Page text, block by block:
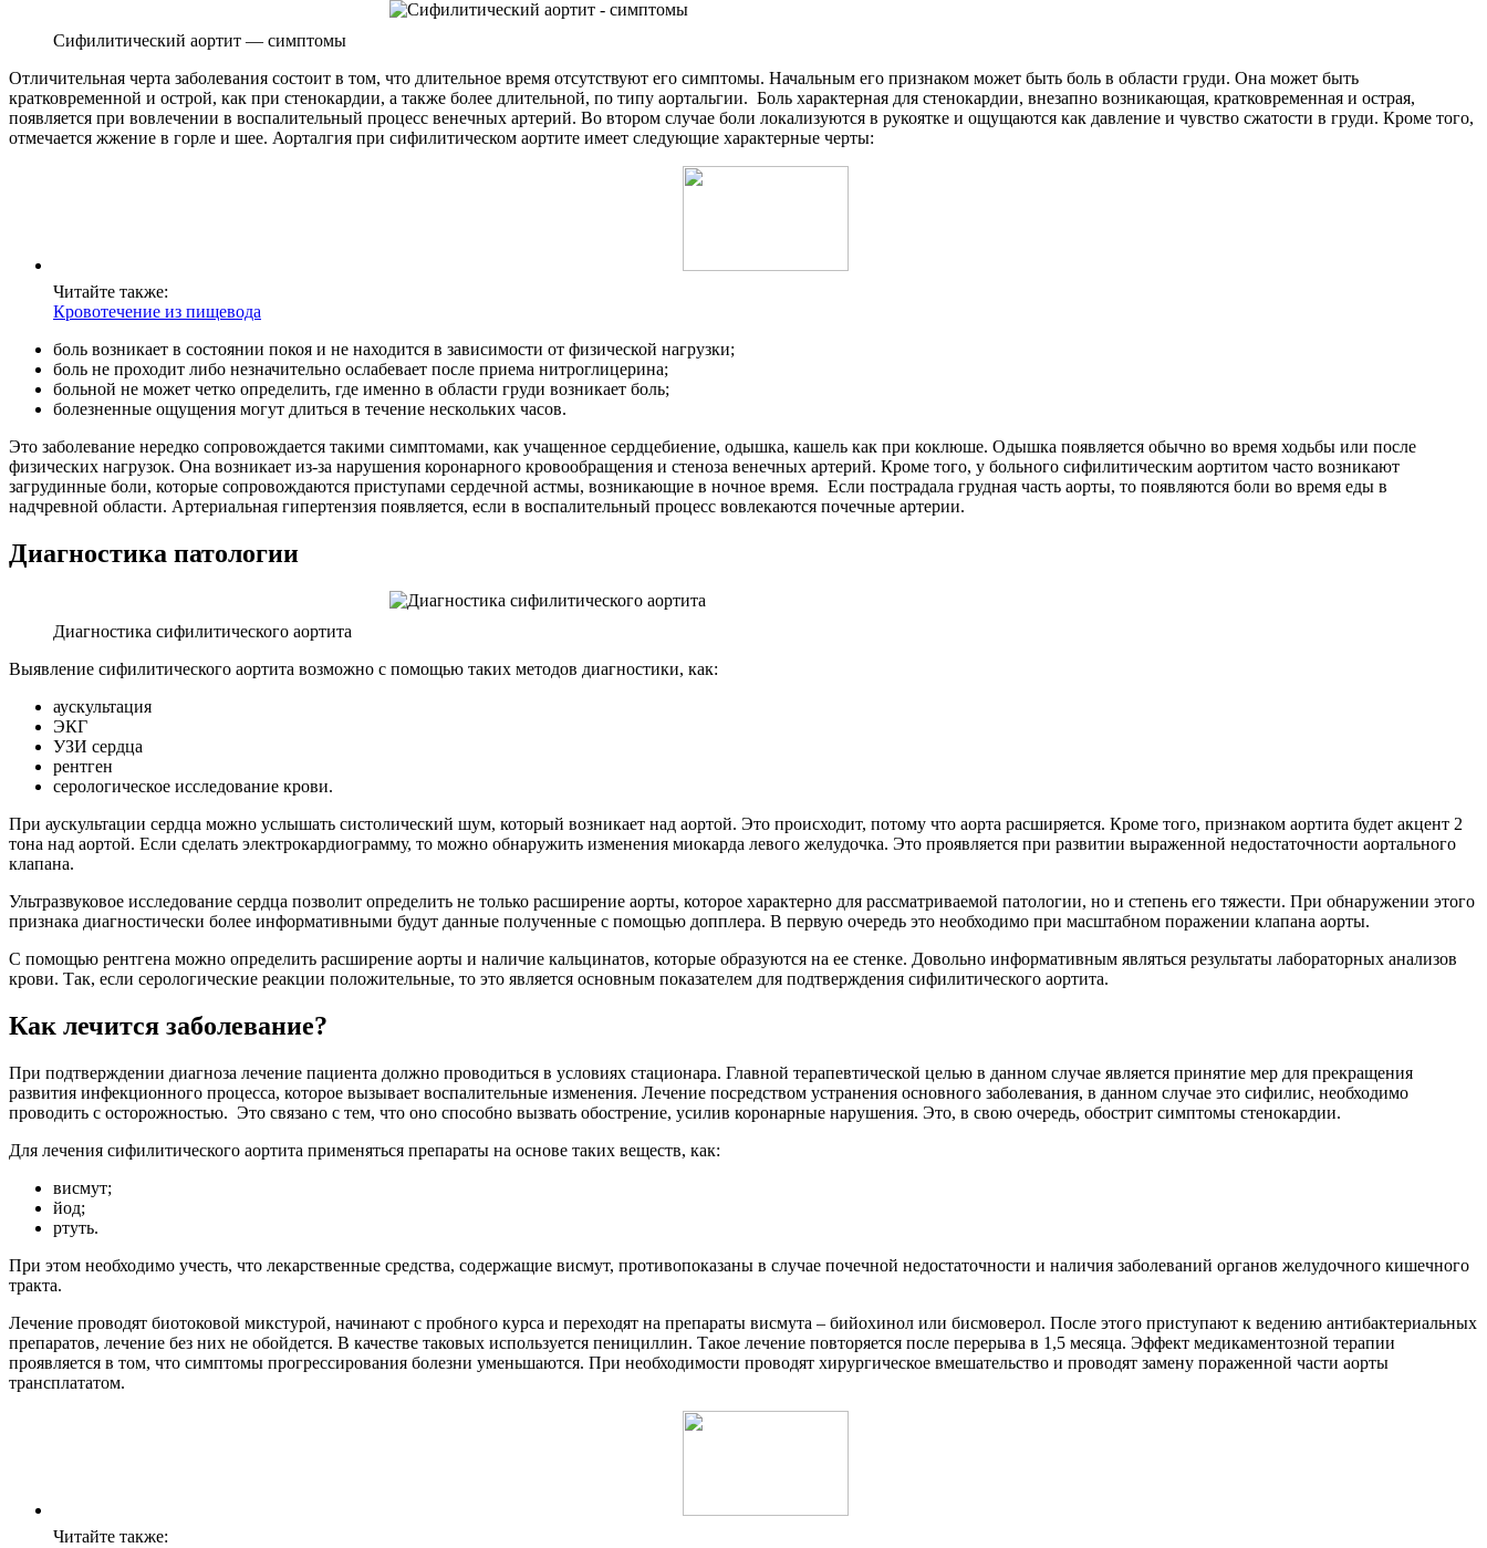
Сифилитический аортит — симптомы
Отличительная черта заболевания состоит в том, что длительное время отсутствуют его симптомы. Начальным его признаком может быть боль в области груди. Она может быть
кратковременной и острой, как при стенокардии, а также более длительной, по типу аортальгии. Боль характерная для стенокардии, внезапно возникающая, кратковременная и острая,
появляется при вовлечении в воспалительный процесс венечных артерий. Во втором случае боли локализуются в рукоятке и ощущаются как давление и чувство сжатости в груди. Кроме того,
отмечается жжение в горле и шее. Аорталгия при сифилитическом аортите имеет следующие характерные черты:
Читайте также:
Кровотечение из пищевода
боль возникает в состоянии покоя и не находится в зависимости от физической нагрузки;
боль не проходит либо незначительно ослабевает после приема нитроглицерина;
больной не может четко определить, где именно в области груди возникает боль;
болезненные ощущения могут длиться в течение нескольких часов.
Это заболевание нередко сопровождается такими симптомами, как учащенное сердцебиение, одышка, кашель как при коклюше. Одышка появляется обычно во время ходьбы или после
физических нагрузок. Она возникает из-за нарушения коронарного кровообращения и стеноза венечных артерий. Кроме того, у больного сифилитическим аортитом часто возникают
загрудинные боли, которые сопровождаются приступами сердечной астмы, возникающие в ночное время. Если пострадала грудная часть аорты, то появляются боли во время еды в
надчревной области. Артериальная гипертензия появляется, если в воспалительный процесс вовлекаются почечные артерии.
Диагностика патологии
Диагностика сифилитического аортита
Выявление сифилитического аортита возможно с помощью таких методов диагностики, как:
аускультация
ЭКГ
УЗИ сердца
рентген
серологическое исследование крови.
При аускультации сердца можно услышать систолический шум, который возникает над аортой. Это происходит, потому что аорта расширяется. Кроме того, признаком аортита будет акцент 2
тона над аортой. Если сделать электрокардиограмму, то можно обнаружить изменения миокарда левого желудочка. Это проявляется при развитии выраженной недостаточности аортального
клапана.
Ультразвуковое исследование сердца позволит определить не только расширение аорты, которое характерно для рассматриваемой патологии, но и степень его тяжести. При обнаружении этого
признака диагностически более информативными будут данные полученные с помощью допплера. В первую очередь это необходимо при масштабном поражении клапана аорты.
С помощью рентгена можно определить расширение аорты и наличие кальцинатов, которые образуются на ее стенке. Довольно информативным являться результаты лабораторных анализов
крови. Так, если серологические реакции положительные, то это является основным показателем для подтверждения сифилитического аортита.
Как лечится заболевание?
При подтверждении диагноза лечение пациента должно проводиться в условиях стационара. Главной терапевтической целью в данном случае является принятие мер для прекращения
развития инфекционного процесса, которое вызывает воспалительные изменения. Лечение посредством устранения основного заболевания, в данном случае это сифилис, необходимо
проводить с осторожностью. Это связано с тем, что оно способно вызвать обострение, усилив коронарные нарушения. Это, в свою очередь, обострит симптомы стенокардии.
Для лечения сифилитического аортита применяться препараты на основе таких веществ, как:
висмут;
йод;
ртуть.
При этом необходимо учесть, что лекарственные средства, содержащие висмут, противопоказаны в случае почечной недостаточности и наличия заболеваний органов желудочного кишечного
тракта.
Лечение проводят биотоковой микстурой, начинают с пробного курса и переходят на препараты висмута – бийохинол или бисмоверол. После этого приступают к ведению антибактериальных
препаратов, лечение без них не обойдется. В качестве таковых используется пенициллин. Такое лечение повторяется после перерыва в 1,5 месяца. Эффект медикаментозной терапии
проявляется в том, что симптомы прогрессирования болезни уменьшаются. При необходимости проводят хирургическое вмешательство и проводят замену пораженной части аорты
трансплататом.
Читайте также: